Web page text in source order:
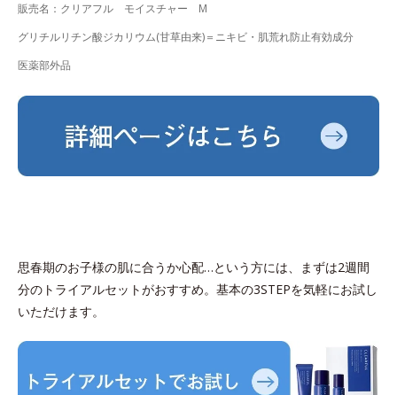
販売名：クリアフル モイスチャー M
グリチルリチン酸ジカリウム(甘草由来)＝ニキビ・肌荒れ防止有効成分
医薬部外品
思春期のお子様の肌に合うか心配…という方には、まずは2週間
分のトライアルセットがおすすめ。基本の3STEPを気軽にお試し
いただけます。